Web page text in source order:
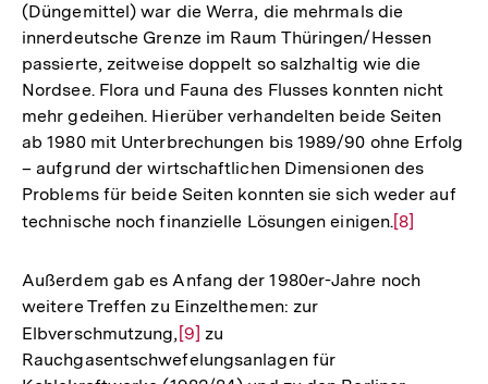
(Düngemittel) war die Werra, die mehrmals die
innerdeutsche Grenze im Raum Thüringen/Hessen
passierte, zeitweise doppelt so salzhaltig wie die
Nordsee. Flora und Fauna des Flusses konnten nicht
mehr gedeihen. Hierüber verhandelten beide Seiten
ab 1980 mit Unterbrechungen bis 1989/90 ohne Erfolg
– aufgrund der wirtschaftlichen Dimensionen des
Problems für beide Seiten konnten sie sich weder auf
technische noch finanzielle Lösungen einigen.Zur
der
[8]
Außerdem gab es Anfang der 1980er-Jahre noch
weitere Treffen zu Einzelthemen: zur
Elbverschmutzung, Zur
Auflösung
[9] zu
Rauchgasentschwefelungsanlagen für